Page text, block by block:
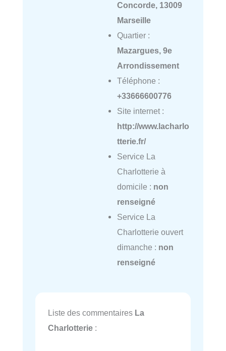
Concorde, 13009
Marseille
Quartier :
Mazargues, 9e
Arrondissement
Téléphone :
+33666600776
Site internet :
http://www.lacharlo
tterie.fr/
Service La
Charlotterie à
domicile : non
renseigné
Service La
Charlotterie ouvert
dimanche : non
renseigné
Liste des commentaires La
Charlotterie :